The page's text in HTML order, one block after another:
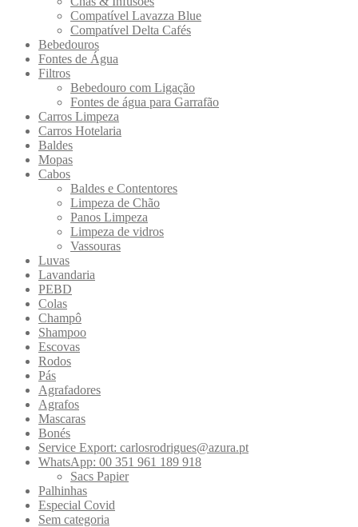
Compatível Lavazza Blue
Compatível Delta Cafés
Bebedouros
Fontes de Água
Filtros
Bebedouro com Ligação
Fontes de água para Garrafão
Carros Limpeza
Carros Hotelaria
Baldes
Mopas
Cabos
Baldes e Contentores
Limpeza de Chão
Panos Limpeza
Limpeza de vidros
Vassouras
Luvas
Lavandaria
PEBD
Colas
Champô
Shampoo
Escovas
Rodos
Pás
Agrafadores
Agrafos
Mascaras
Bonés
Service Export: carlosrodrigues@azura.pt
WhatsApp: 00 351 961 189 918
Sacs Papier
Palhinhas
Especial Covid
Sem categoria